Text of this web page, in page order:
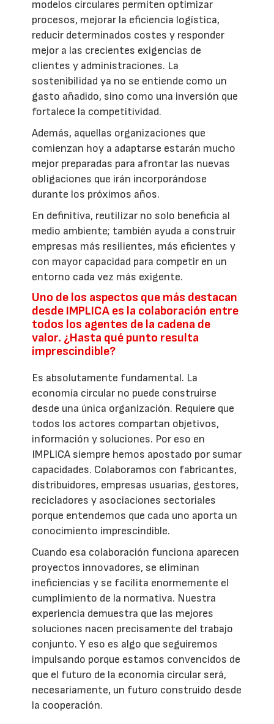
modelos circulares permiten optimizar
procesos, mejorar la eficiencia logística,
reducir determinados costes y responder
mejor a las crecientes exigencias de
clientes y administraciones. La
sostenibilidad ya no se entiende como un
gasto añadido, sino como una inversión que
fortalece la competitividad.
Además, aquellas organizaciones que
comienzan hoy a adaptarse estarán mucho
mejor preparadas para afrontar las nuevas
obligaciones que irán incorporándose
durante los próximos años.
En definitiva, reutilizar no solo beneficia al
medio ambiente; también ayuda a construir
empresas más resilientes, más eficientes y
con mayor capacidad para competir en un
entorno cada vez más exigente.
Uno de los aspectos que más destacan
desde IMPLICA es la colaboración entre
todos los agentes de la cadena de
valor. ¿Hasta qué punto resulta
imprescindible?
Es absolutamente fundamental. La
economía circular no puede construirse
desde una única organización. Requiere que
todos los actores compartan objetivos,
información y soluciones. Por eso en
IMPLICA siempre hemos apostado por sumar
capacidades. Colaboramos con fabricantes,
distribuidores, empresas usuarias, gestores,
recicladores y asociaciones sectoriales
porque entendemos que cada uno aporta un
conocimiento imprescindible.
Cuando esa colaboración funciona aparecen
proyectos innovadores, se eliminan
ineficiencias y se facilita enormemente el
cumplimiento de la normativa. Nuestra
experiencia demuestra que las mejores
soluciones nacen precisamente del trabajo
conjunto. Y eso es algo que seguiremos
impulsando porque estamos convencidos de
que el futuro de la economía circular será,
necesariamente, un futuro construido desde
la cooperación.